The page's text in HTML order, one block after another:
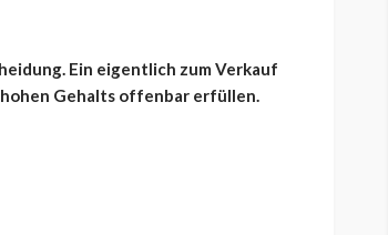
Ein eigentlich zum Verkauf
Gehalts offenbar erfüllen.